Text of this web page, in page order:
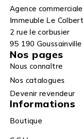
Agence commerciale
Immeuble Le Colbert
2 rue le corbusier
95 190 Goussainville
Nos pages
Nous connaître
Nos catalogues
Devenir revendeur
Informations
Boutique